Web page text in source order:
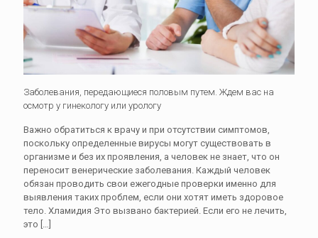
Заболевания, передающиеся половым путем. Ждем вас на
осмотр у гинекологу или урологу
Важно обратиться к врачу и при отсутствии симптомов,
поскольку определенные вирусы могут существовать в
организме и без их проявления, а человек не знает, что он
переносит венерические заболевания. Каждый человек
обязан проводить свои ежегодные проверки именно для
выявления таких проблем, если они хотят иметь здоровое
тело. Хламидия Это вызвано бактерией. Если его не лечить,
это […]